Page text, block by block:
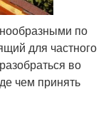
по
для частного
во
чем принять